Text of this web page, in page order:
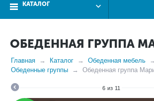
КАТАЛОГ
ОБЕДЕННАЯ ГРУППА
Главная Каталог
Обеденная мебель
Обеденные группы
Обеденная группа
6 из 11